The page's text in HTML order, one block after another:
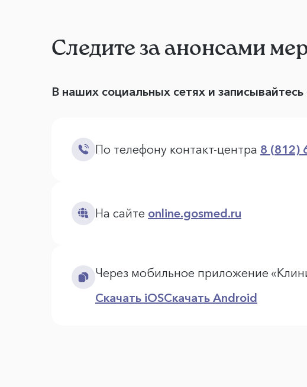
Следите за анонсами
В наших социальных сетях и
По телефону контакт-центра 8 (812)
На сайте online.gosmed.ru
Через мобильное приложение
Скачать iOSСкачать Android